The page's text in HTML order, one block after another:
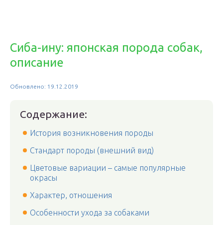
Сиба-ину: японская порода собак,
описание
Обновлено: 19.12.2019
Содержание:
История возникновения породы
Стандарт породы (внешний вид)
Цветовые вариации – самые популярные
окрасы
Характер, отношения
Особенности ухода за собаками